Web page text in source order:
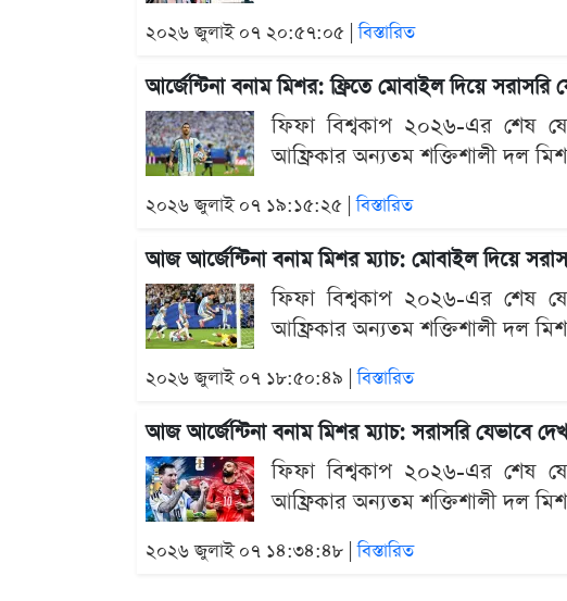
২০২৬ জুলাই ০৭ ২০:৫৭:০৫ |বিস্তারিত
আর্জেন্টিনা বনাম মিশর: ফ্রিতে মোবাইল দিয়ে
ফিফা বিশ্বকাপ ২০২৬-এর শেষ
আফ্রিকার অন্যতম শক্তিশালী দল
২০২৬ জুলাই ০৭ ১৯:১৫:২৫ |বিস্তারিত
আজ আর্জেন্টিনা বনাম মিশর ম্যাচ: মোবাইল দিয়ে
ফিফা বিশ্বকাপ ২০২৬-এর শেষ
আফ্রিকার অন্যতম শক্তিশালী দল
২০২৬ জুলাই ০৭ ১৮:৫০:৪৯ |বিস্তারিত
আজ আর্জেন্টিনা বনাম মিশর ম্যাচ: সরাসরি যেভাবে
ফিফা বিশ্বকাপ ২০২৬-এর শেষ
আফ্রিকার অন্যতম শক্তিশালী দল
২০২৬ জুলাই ০৭ ১৪:৩৪:৪৮ |বিস্তারিত